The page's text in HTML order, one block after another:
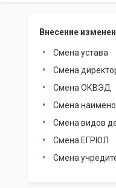
Внесение
Смена устава
Смена
Смена ОКВЭД
Смена
Смена видов
Смена ЕГРЮЛ
Смена